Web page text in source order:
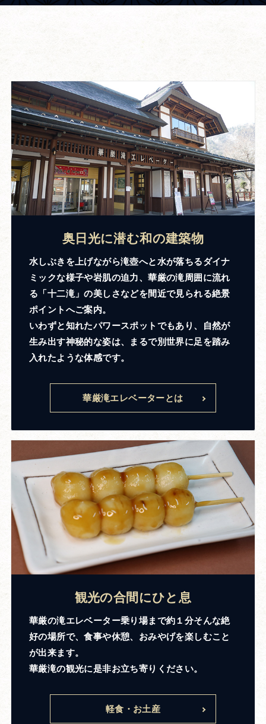
奥日光に潜む和の建築物
水しぶきを上げながら滝壺へと水が落ちるダイナ
ミックな様子や岩肌の迫力、華厳の滝周囲に流れ
る「十二滝」の美しさなどを間近で見られる絶景
ポイントへご案内。
いわずと知れたパワースポットでもあり、自然が
生み出す神秘的な姿は、まるで別世界に足を踏み
入れたような体感です。
華厳滝エレベーターとは
観光の合間にひと息
華厳の滝エレベーター乗り場まで約１分そんな絶
好の場所で、食事や休憩、おみやげを楽しむこと
が出来ます。
華厳滝の観光に是非お立ち寄りください。
軽食・お土産